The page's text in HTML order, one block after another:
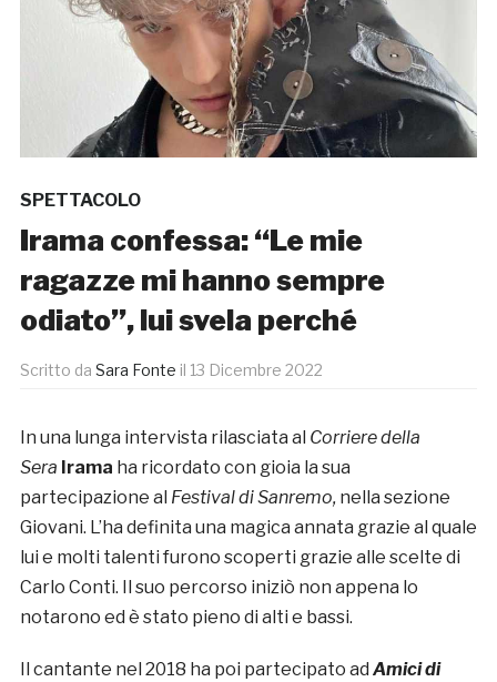
SPETTACOLO
Irama confessa: “Le mie
ragazze mi hanno sempre
odiato”, lui svela perché
Scritto da Sara Fonte il 13 Dicembre 2022
In una lunga intervista rilasciata al Corriere della
Sera Irama ha ricordato con gioia la sua
partecipazione al Festival di Sanremo, nella sezione
Giovani. L’ha definita una magica annata grazie al quale
lui e molti talenti furono scoperti grazie alle scelte di
Carlo Conti. Il suo percorso iniziò non appena lo
notarono ed è stato pieno di alti e bassi.
Il cantante nel 2018 ha poi partecipato ad Amici di